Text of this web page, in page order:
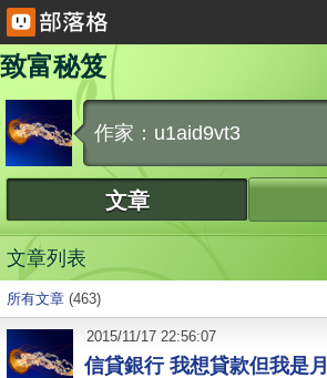
致富秘笈
作家：u1aid9vt3
文章
文章列表
所有文章 (463)
信貸銀行 我想貸款但我是
2015/11/17 22:56:07